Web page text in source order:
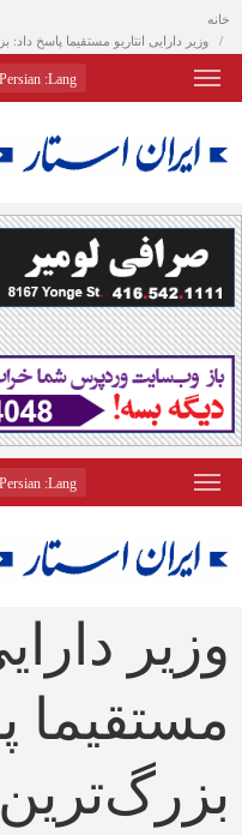
خانه
وزیر دارایی انتاریو مستقیما پاسخ
Lang
: Persian
Lang
: Persian
وزیر
مستقیما
بزرگ‌ترین